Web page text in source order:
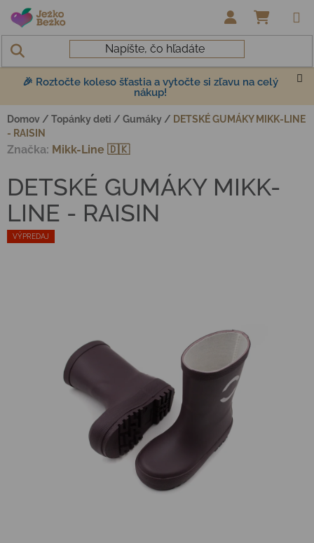
Prejsť na obsah
🎉 Roztočte koleso šťastia a vytočte si zľavu na celý
nákup!
Domov / Topánky deti / Gumáky / DETSKÉ GUMÁKY MIKK-LINE
- RAISIN
VÝPREDAJ
DETSKÉ GUMÁKY MIKK-
LINE - RAISIN
Značka: Mikk-Line 🇩🇰